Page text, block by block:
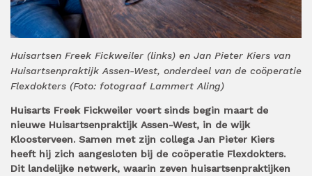
Huisartsen Freek Fickweiler (links) en Jan Pieter Kiers van
Huisartsenpraktijk Assen-West, onderdeel van de coöperatie
Flexdokters (Foto: fotograaf Lammert Aling)
Huisarts Freek Fickweiler voert sinds begin maart de
nieuwe Huisartsenpraktijk Assen-West, in de wijk
Kloosterveen. Samen met zijn collega Jan Pieter Kiers
heeft hij zich aangesloten bij de coöperatie Flexdokters.
Dit landelijke netwerk, waarin zeven huisartsenpraktijken